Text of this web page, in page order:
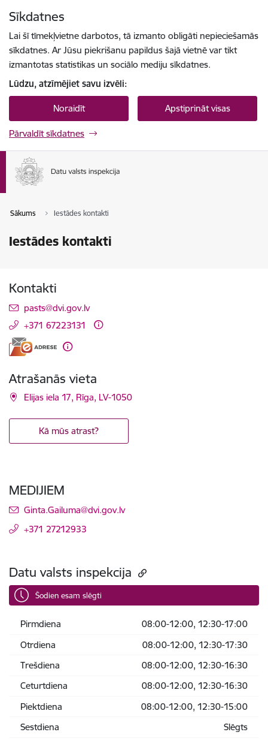
Sīkdatnes
Lai šī tīmekļvietne darbotos, tā izmanto obligāti nepieciešamās
sīkdatnes. Ar Jūsu piekrišanu papildus šajā vietnē var tikt
izmantotas statistikas un sociālo mediju sīkdatnes.
Lūdzu, atzīmējiet savu izvēli:
Noraidīt Apstiprināt visas
Pārvaldīt sīkdatnes
Sākums Iestādes kontakti
Iestādes kontakti
Kontakti
E-pasts:
pasts@dvi.gov.lv
+371 67223131
Atrašanās vieta
Elijas iela 17, Rīga, LV-1050
Kā mūs atrast?
MEDIJIEM
E-pasts:
Ginta.Gailuma@dvi.gov.lv
+371 27212933
Datu valsts inspekcija
Šodien esam slēgti
Pirmdiena
08:00-12:00, 12:30-17:00
Otrdiena
08:00-12:00, 12:30-17:30
Trešdiena
08:00-12:00, 12:30-16:30
Ceturtdiena
08:00-12:00, 12:30-16:30
Piektdiena
08:00-12:00, 12:30-15:00
Sestdiena
Slēgts